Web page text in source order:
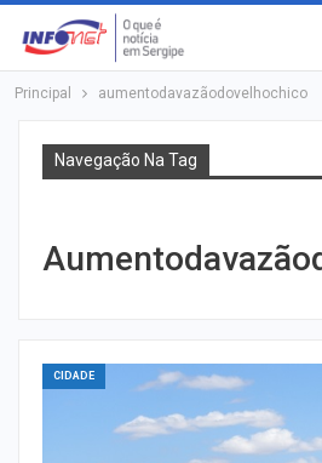
Principal aumentodavazãodovelhochico
Navegação Na Tag
CIDADE